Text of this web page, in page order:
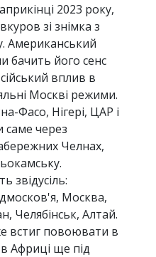
2023 року,
зі знімка з
Американський
бачить його сенс
вплив в
Москві режими.
Фасо, Нігері, ЦАР і
саме через
Челнах,
звідусіль:
Москва,
Челябінськ, Алтай.
встиг повоювати в
в Африці ще під